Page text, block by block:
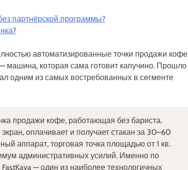
партнёрской программы?
автоматизированные точки продажи кофе
машина, которая сама готовит капучино. Прошло
одним из самых востребованных в сегменте
продажи кофе, работающая без бариста.
оплачивает и получает стакан за 30–60
аппарат, торговая точка площадью от 1 кв.
административных усилий. Именно по
FastKava — один из наиболее технологичных